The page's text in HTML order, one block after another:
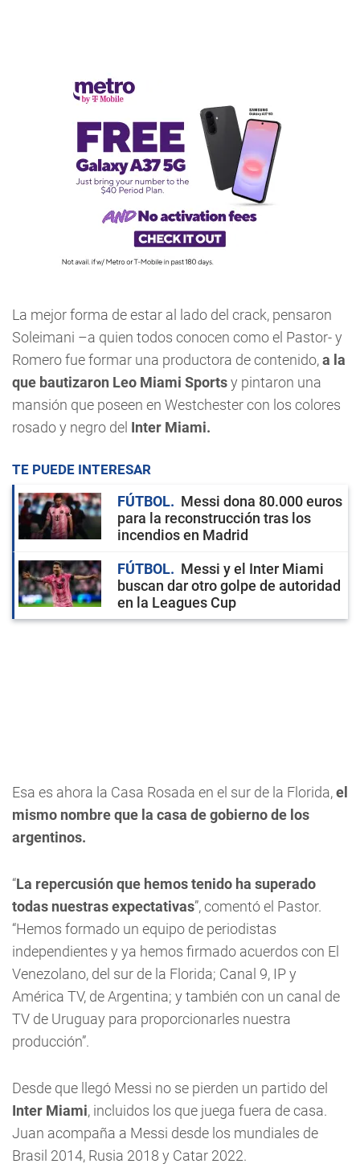
La mejor forma de estar al lado del crack, pensaron
Soleimani –a quien todos conocen como el Pastor- y
Romero fue formar una productora de contenido,a la
que bautizaron Leo Miami Sportsy pintaron una
mansión que poseen en Westchester con los colores
rosado y negro del Inter Miami.
TE PUEDE INTERESAR
FÚTBOL
Messi dona 80.000 euros
para la reconstrucción tras los
incendios en Madrid
FÚTBOL
Messi y el Inter Miami
buscan dar otro golpe de autoridad
en la Leagues Cup
Esa es ahora la Casa Rosada en el sur de la Florida,el
mismo nombre que la casa de gobierno de los
argentinos.
“La repercusión que hemos tenido ha superado
todas nuestras expectativas”, comentó el Pastor.
“Hemos formado un equipo de periodistas
independientes y ya hemos firmado acuerdos con El
Venezolano, del sur de la Florida; Canal 9, IP y
América TV, de Argentina; y también con un canal de
TV de Uruguay para proporcionarles nuestra
producción”.
Desde que llegó Messi no se pierden un partido del
Inter Miami, incluidos los que juega fuera de casa.
Juan acompaña a Messi desde los mundiales de
Brasil 2014, Rusia 2018 y Catar 2022.